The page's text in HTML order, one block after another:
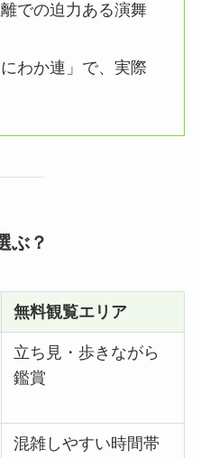
での迫力ある演舞
わか連」で、実際
ぶ？
無料観覧エリア
立ち見・歩きながら
鑑賞
混雑しやすい時間帯